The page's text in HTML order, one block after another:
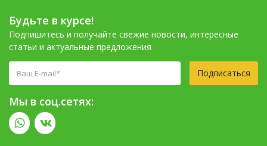
Будьте в курсе!
Подпишитесь и получайте свежие новости, интересные
статьи и актуальные предложения
Подписаться
Мы в соц.сетях: